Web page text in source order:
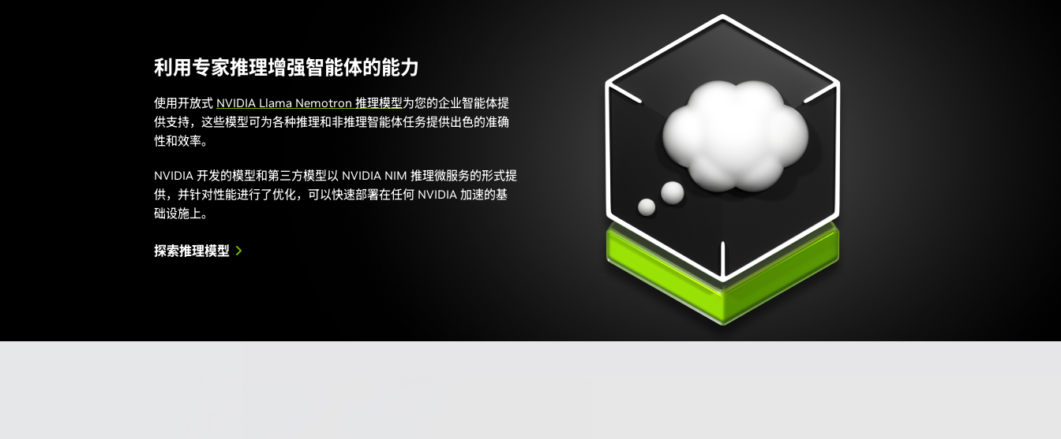
利用专家推理增强智能体的能力
使用开放式 NVIDIA Llama Nemotron 推理模型为您的企业智能体提
供支持，这些模型可为各种推理和非推理智能体任务提供出色的准确
性和效率。
NVIDIA 开发的模型和第三方模型以 NVIDIA NIM 推理微服务的形式提
供，并针对性能进行了优化，可以快速部署在任何 NVIDIA 加速的基
础设施上。
探索推理模型